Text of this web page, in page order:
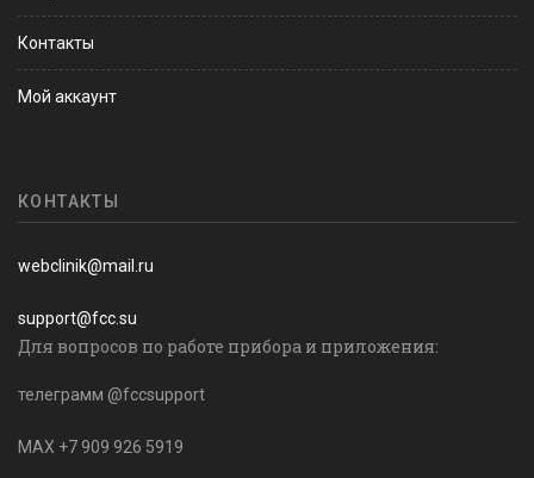
Контакты
Мой аккаунт
КОНТАКТЫ
webclinik@mail.ru
support@fcc.su
Для вопросов по работе прибора и приложения:
телеграмм @fccsupport
MAX +7 909 926 5919